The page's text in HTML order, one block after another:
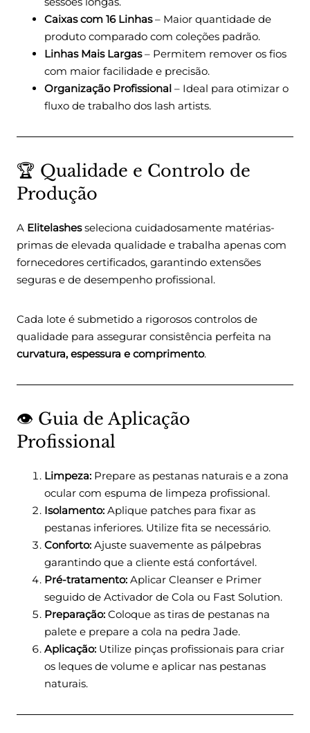
Caixas com 16 Linhas– Maior quantidade de
produto comparado com coleções padrão.
Linhas Mais Largas– Permitem remover os fios
com maior facilidade e precisão.
Organização Profissional – Ideal para otimizar o
fluxo de trabalho dos lash artists.
🏆 Qualidade e Controlo de
Produção
A Elitelashesseleciona cuidadosamente matérias-
primas de elevada qualidade e trabalha apenas com
fornecedores certificados, garantindo extensões
seguras e de desempenho profissional.
Cada lote é submetido a rigorosos controlos de
qualidade para assegurar consistência perfeita na
curvatura, espessura e comprimento.
👁️ Guia de Aplicação
Profissional
Limpeza: Prepare as pestanas naturais e a zona
ocular com espuma de limpeza profissional.
Isolamento: Aplique patches para fixar as
pestanas inferiores. Utilize fita se necessário.
Conforto: Ajuste suavemente as pálpebras
garantindo que a cliente está confortável.
Pré-tratamento: Aplicar Cleanser e Primer
seguido de Activador de Cola ou Fast Solution.
Preparação: Coloque as tiras de pestanas na
palete e prepare a cola na pedra Jade.
Aplicação: Utilize pinças profissionais para criar
os leques de volume e aplicar nas pestanas
naturais.